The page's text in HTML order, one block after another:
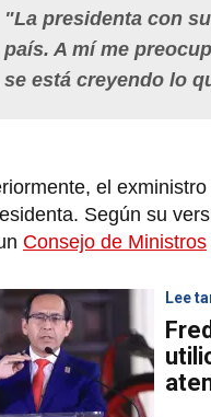
"La presidenta con
país. A mí me
se está creyendo lo
el
Según su
Consejo de Ministros
Lee